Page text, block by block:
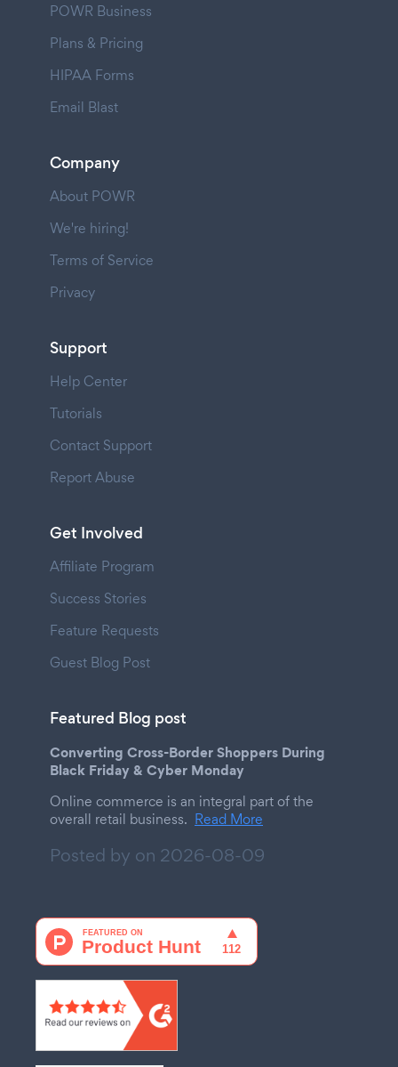
POWR Business
Plans & Pricing
HIPAA Forms
Email Blast
Company
About POWR
We're hiring!
Terms of Service
Privacy
Support
Help Center
Tutorials
Contact Support
Report Abuse
Get Involved
Affiliate Program
Success Stories
Feature Requests
Guest Blog Post
Featured Blog post
Converting Cross-Border Shoppers During
Black Friday & Cyber Monday
Online commerce is an integral part of the
overall retail business. Read More
Posted by on 2026-08-09